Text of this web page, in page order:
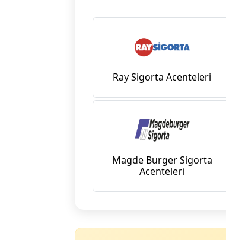
Ray Sigorta Acenteleri
Magde Burger Sigorta
Acenteleri